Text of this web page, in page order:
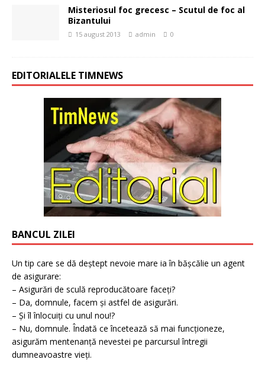
Misteriosul foc grecesc – Scutul de foc al
Bizantului
15 august 2013 admin 0
EDITORIALELE TIMNEWS
BANCUL ZILEI
Un tip care se dă deștept nevoie mare ia în bășcălie un agent
de asigurare:
– Asigurări de sculă reproducătoare faceți?
– Da, domnule, facem și astfel de asigurări.
– Și îl înlocuiți cu unul nou!?
– Nu, domnule. Îndată ce încetează să mai funcționeze,
asigurăm mentenanță nevestei pe parcursul întregii
dumneavoastre vieți.